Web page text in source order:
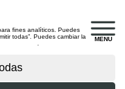
MENU
fines analíticos. Puedes
todas”. Puedes cambiar la